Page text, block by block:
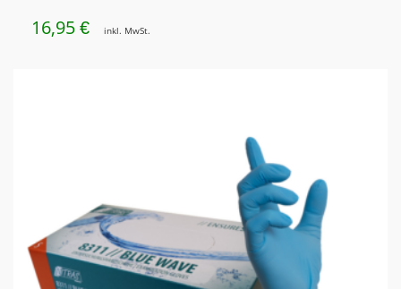
16,95 € inkl. MwSt.